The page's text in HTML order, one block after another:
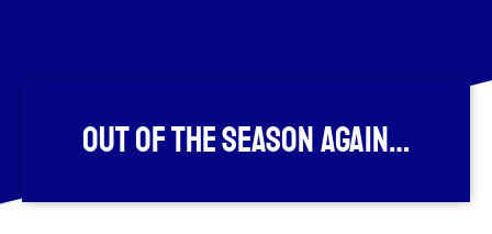
Out Of the Season again…